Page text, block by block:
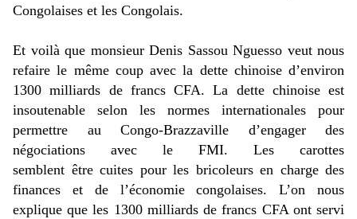
Congolaises et les Congolais.
Et voilà que monsieur Denis Sassou Nguesso veut nous
refaire le même coup avec la dette chinoise d’environ
1300 milliards de francs CFA. La dette chinoise est
insoutenable selon les normes internationales pour
permettre au Congo-Brazzaville d’engager des
négociations avec le FMI. Les carottes
semblent êtrecuites pour les bricoleurs en charge des
finances et de l’économie congolaises. L’on nous
explique que les 1300 milliards de francs CFA ont servi